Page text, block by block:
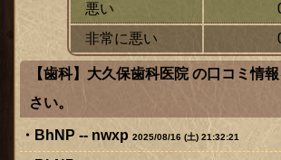
悪い
非常に悪い
【歯科】大久保歯科医院 の口コミ情
さい。
BhNP -- nwxp 2025/08/16 (土) 21:32:21